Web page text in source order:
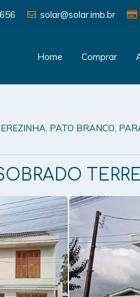
solar@solar.imb.br
Home Comprar
PATO BRANCO,